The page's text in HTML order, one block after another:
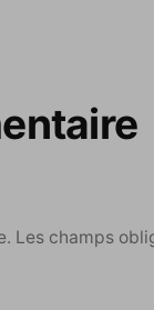
Les champs